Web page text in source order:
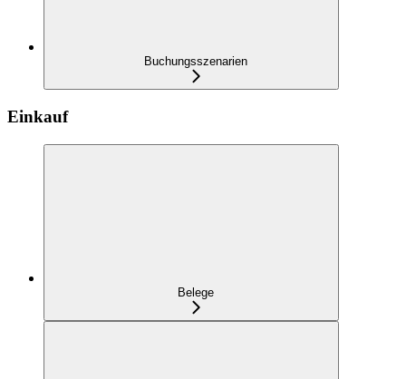
Buchungsszenarien
Einkauf
Belege